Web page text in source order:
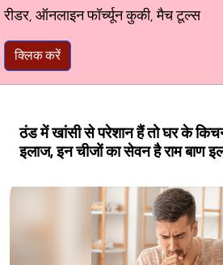
रीडर, ऑनलाइन फॉर्च्यून कुकी, मैच टूल्स
क्लिक करें
ठंड में खांसी से परेशान हैं तो घर के
इलाज, इन चीजों का सेवन है राम बाण